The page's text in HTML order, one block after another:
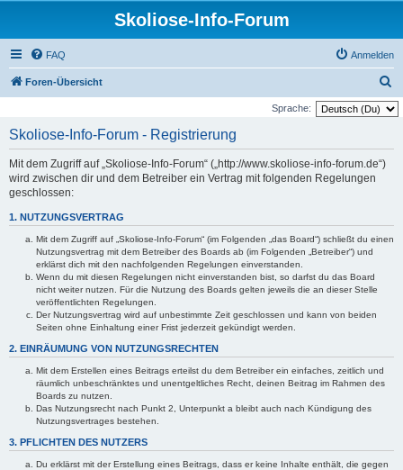
Skoliose-Info-Forum
FAQ Anmelden
Foren-Übersicht
u
Sprache:
Skoliose-Info-Forum - Registrierung
Mit dem Zugriff auf „Skoliose-Info-Forum“ („http://www.skoliose-info-forum.de“)
wird zwischen dir und dem Betreiber ein Vertrag mit folgenden Regelungen
geschlossen:
1. NUTZUNGSVERTRAG
Mit dem Zugriff auf „Skoliose-Info-Forum“ (im Folgenden „das Board“) schließt du einen
Nutzungsvertrag mit dem Betreiber des Boards ab (im Folgenden „Betreiber“) und
erklärst dich mit den nachfolgenden Regelungen einverstanden.
Wenn du mit diesen Regelungen nicht einverstanden bist, so darfst du das Board
nicht weiter nutzen. Für die Nutzung des Boards gelten jeweils die an dieser Stelle
veröffentlichten Regelungen.
Der Nutzungsvertrag wird auf unbestimmte Zeit geschlossen und kann von beiden
Seiten ohne Einhaltung einer Frist jederzeit gekündigt werden.
2. EINRÄUMUNG VON NUTZUNGSRECHTEN
Mit dem Erstellen eines Beitrags erteilst du dem Betreiber ein einfaches, zeitlich und
räumlich unbeschränktes und unentgeltliches Recht, deinen Beitrag im Rahmen des
Boards zu nutzen.
Das Nutzungsrecht nach Punkt 2, Unterpunkt a bleibt auch nach Kündigung des
Nutzungsvertrages bestehen.
3. PFLICHTEN DES NUTZERS
Du erklärst mit der Erstellung eines Beitrags, dass er keine Inhalte enthält, die gegen